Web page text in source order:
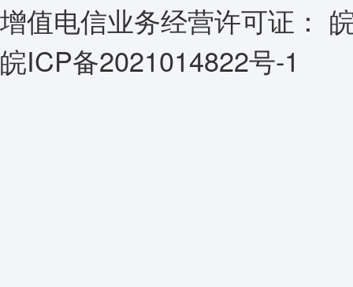
增值电信业务经营许可证：
皖ICP备2021014822号-1